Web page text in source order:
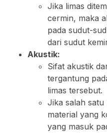
Jika limas
cermin, maka
pada sudut-
dari sudut
Akustik:
Sifat akustik
tergantung
limas tersebut.
Jika salah
material yang
yang masuk